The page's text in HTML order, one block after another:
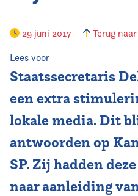
Contact
29 juni 2017 Terug
Lees voor
Staatssecretaris
een extra
lokale media. Dit
antwoorden op
SP. Zij hadden
naar aanleiding